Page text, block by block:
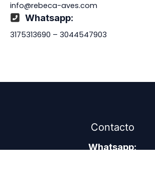
info@rebeca-aves.com
Whatsapp:
3175313690 – 3044547903
Contacto
Whatsapp: